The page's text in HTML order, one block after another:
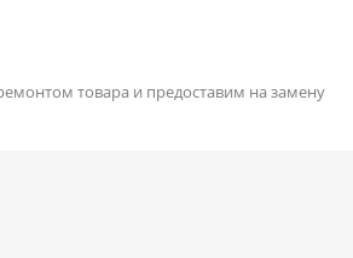
товара и предоставим на замену